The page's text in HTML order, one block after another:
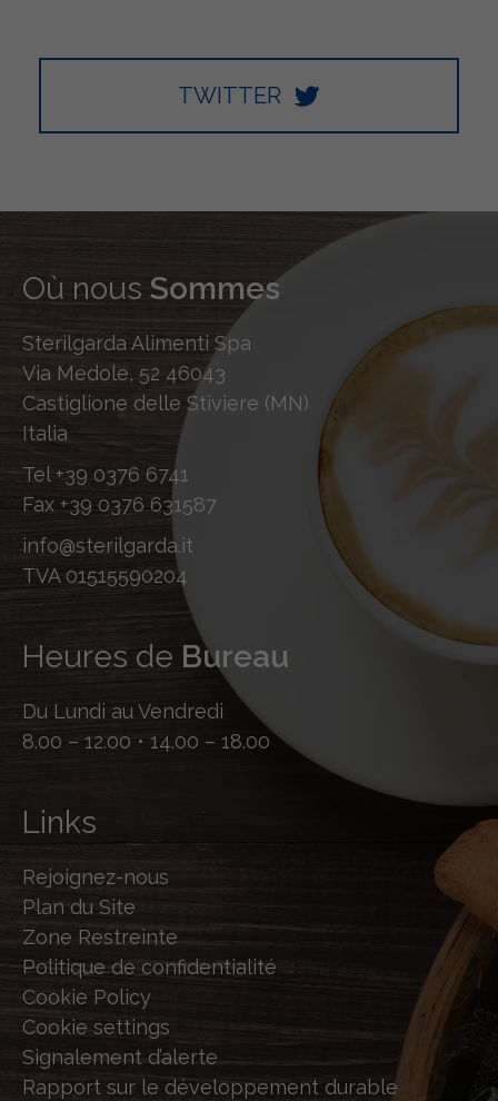
TWITTER
Où nous Sommes
Sterilgarda Alimenti Spa
Via Medole, 52 46043
Castiglione delle Stiviere (MN)
Italia
Tel +39 0376 6741
Fax +39 0376 631587
info@sterilgarda.it
TVA 01515590204
Heures de Bureau
Du Lundi au Vendredi
8.00 – 12.00 • 14.00 – 18.00
Links
Rejoignez-nous
Plan du Site
Zone Restreinte
Politique de confidentialité
Cookie Policy
Cookie settings
Signalement d’alerte
Rapport sur le développement durable